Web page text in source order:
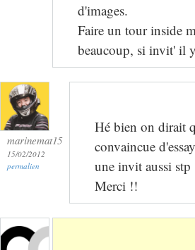
d'images.
Faire un tour inside
beaucoup, si invit' il
marinemat15
15/02/2012
permalien
Hé bien on dirait
convaincue
une invit aussi stp
Merci !!